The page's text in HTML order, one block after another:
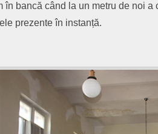
în bancă când la un metru de noi
prezente în instanță.